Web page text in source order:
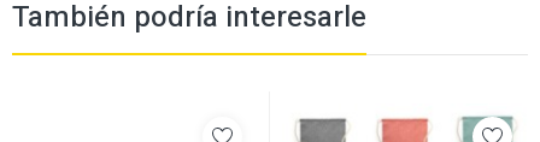
También podría interesarle